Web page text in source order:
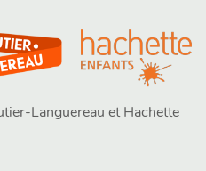
Languereau et Hachette